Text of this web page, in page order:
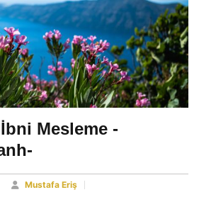
Mesleme -
Mustafa Eriş